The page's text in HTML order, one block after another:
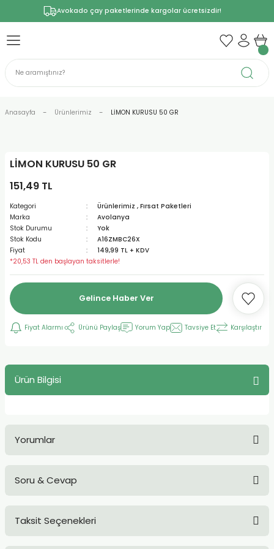
Avokado çay paketlerinde kargolar ücretsizdir!
Anasayfa Ürünlerimiz LİMON KURUSU 50 GR
LİMON KURUSU 50 GR
151,49 TL
Kategori Ürünlerimiz , Fırsat Paketleri
Marka
Avolanya
Stok Durumu
Yok
Stok Kodu
A16ZMBC26X
Fiyat
149,99 TL + KDV
*20,53 TL den başlayan taksitlerle!
Gelince Haber Ver
Fiyat Alarmı Ürünü Paylaş Yorum Yap Tavsiye Et Karşılaştır
Ürün Bilgisi
Yorumlar
Soru & Cevap
Taksit Seçenekleri